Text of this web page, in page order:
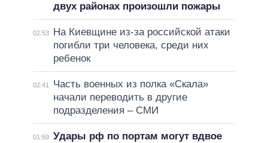
двух районах произошли пожары
02:53
На Киевщине из-за российской атаки
погибли три человека, среди них
ребенок
02:41
Часть военных из полка «Скала»
начали переводить в другие
подразделения – СМИ
01:59 Удары рф по портам могут вдвое